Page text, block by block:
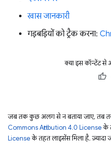
खास जानकारी
गड़बड़ियों को ट्रैक करना:
क्या इस कॉन्टेंट से
जब तक कुछ अलग से न बताया जाए, तब
Commons Attribution 4.0 Licenseके
Licenseके तहत लाइसेंस मिला है. ज़्यादा